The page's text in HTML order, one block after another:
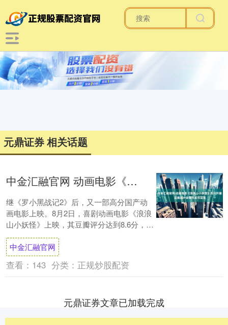
元鼎证券 相关话题
中金汇融官网 动画电影《浪浪山小妖怪》高分开画 正推进IP全链开发与运营
继《罗小黑战记2》后，又一部高分国产动
画电影上映。8月2日，喜剧动画电影《浪浪
山小妖怪》上映，其豆瓣评分达到8.6分，在
今年暑期档国产动画影片中仅次于《罗小黑
战....
中金汇融官网
查看： 143 分类： 正规炒股配资
元鼎证券文章已加载完成